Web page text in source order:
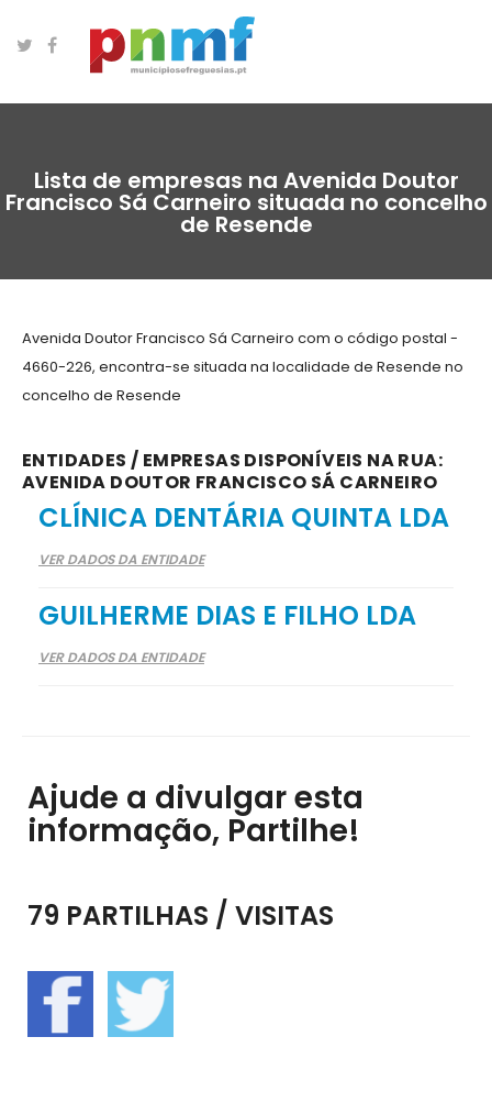
Lista de empresas na Avenida Doutor
Francisco Sá Carneiro situada no concelho
de Resende
Avenida Doutor Francisco Sá Carneiro com o código postal -
4660-226, encontra-se situada na localidade de Resende no
concelho de Resende
ENTIDADES / EMPRESAS DISPONÍVEIS NA RUA:
AVENIDA DOUTOR FRANCISCO SÁ CARNEIRO
CLÍNICA DENTÁRIA QUINTA LDA
VER DADOS DA ENTIDADE
GUILHERME DIAS E FILHO LDA
VER DADOS DA ENTIDADE
Ajude a divulgar esta
informação, Partilhe!
79 PARTILHAS / VISITAS